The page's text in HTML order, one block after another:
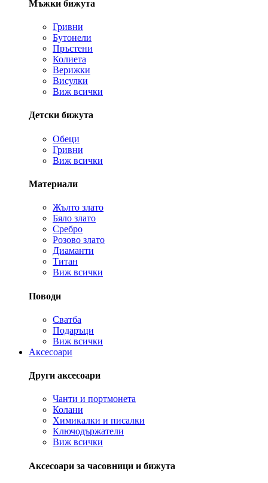
Мъжки бижута
Гривни
Бутонели
Пръстени
Колиета
Верижки
Висулки
Виж всички
Детски бижута
Обеци
Гривни
Виж всички
Материали
Жълто злато
Бяло злато
Сребро
Розово злато
Диаманти
Титан
Виж всички
Поводи
Сватба
Подаръци
Виж всички
Аксесоари
Други аксесоари
Чанти и портмонета
Колани
Химикалки и писалки
Ключодържатели
Виж всички
Аксесоари за часовници и бижута